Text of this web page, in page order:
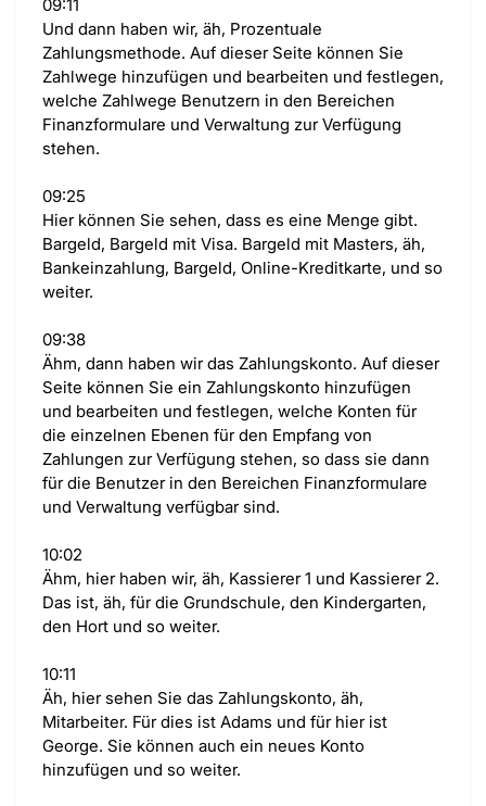
09:11
Und dann haben wir, äh, Prozentuale
Zahlungsmethode. Auf dieser Seite können Sie
Zahlwege hinzufügen und bearbeiten und festlegen,
welche Zahlwege Benutzern in den Bereichen
Finanzformulare und Verwaltung zur Verfügung
stehen.
09:25
Hier können Sie sehen, dass es eine Menge gibt.
Bargeld, Bargeld mit Visa. Bargeld mit Masters, äh,
Bankeinzahlung, Bargeld, Online-Kreditkarte, und so
weiter.
09:38
Ähm, dann haben wir das Zahlungskonto. Auf dieser
Seite können Sie ein Zahlungskonto hinzufügen
und bearbeiten und festlegen, welche Konten für
die einzelnen Ebenen für den Empfang von
Zahlungen zur Verfügung stehen, so dass sie dann
für die Benutzer in den Bereichen Finanzformulare
und Verwaltung verfügbar sind.
10:02
Ähm, hier haben wir, äh, Kassierer 1 und Kassierer 2.
Das ist, äh, für die Grundschule, den Kindergarten,
den Hort und so weiter.
10:11
Äh, hier sehen Sie das Zahlungskonto, äh,
Mitarbeiter. Für dies ist Adams und für hier ist
George. Sie können auch ein neues Konto
hinzufügen und so weiter.